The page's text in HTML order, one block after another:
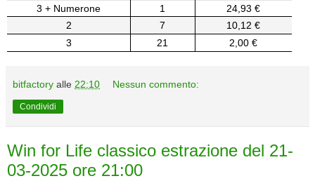
3 + Numerone
1
24,93 €
2
7
10,12 €
3
21 2,00 €
bitfactory alle 22:10 Nessun commento:
Condividi
Win for Life classico estrazione del 21-
03-2025 ore 21:00